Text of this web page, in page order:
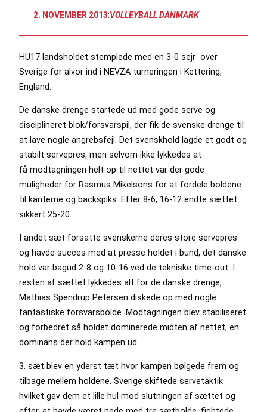
2. NOVEMBER 2013:VOLLEYBALL DANMARK
HU17 landsholdet stemplede med en 3-0 sejr over
Sverige for alvor ind i NEVZA turneringen i Kettering,
England.
De danske drenge startede ud med gode serve og
disciplineret blok/forsvarspil, der fik de svenske drenge til
at lave nogle angrebsfejl. Det svenskhold lagde et godt og
stabilt servepres, men selvom ikke lykkedes at
få modtagningen helt op til nettet var der gode
muligheder for Rasmus Mikelsons for at fordele boldene
til kanterne og backspiks. Efter 8-6, 16-12 endte sættet
sikkert 25-20.
I andet sæt forsatte svenskerne deres store servepres
og havde succes med at presse holdet i bund, det danske
hold var bagud 2-8 og 10-16 ved de tekniske time-out. I
resten af sættet lykkedes alt for de danske drenge,
Mathias Spendrup Petersen diskede op med nogle
fantastiske forsvarsbolde. Modtagningen blev stabiliseret
og forbedret så holdet dominerede midten af nettet, en
dominans der hold kampen ud.
3. sæt blev en yderst tæt hvor kampen bølgede frem og
tilbage mellem holdene. Sverige skiftede servetaktik
hvilket gav dem et lille hul mod slutningen af sættet og